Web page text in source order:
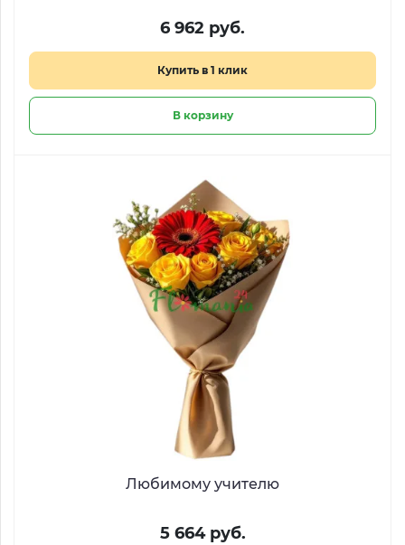
6 962 руб.
Купить в 1 клик
В корзину
Любимому учителю
5 664 руб.